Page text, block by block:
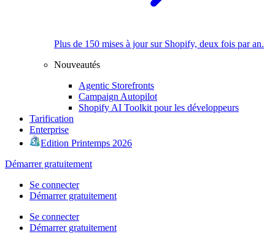
Plus de 150 mises à jour sur Shopify, deux fois par an.
Nouveautés
Agentic Storefronts
Campaign Autopilot
Shopify AI Toolkit pour les développeurs
Tarification
Enterprise
Edition Printemps 2026
Démarrer gratuitement
Se connecter
Démarrer gratuitement
Se connecter
Démarrer gratuitement